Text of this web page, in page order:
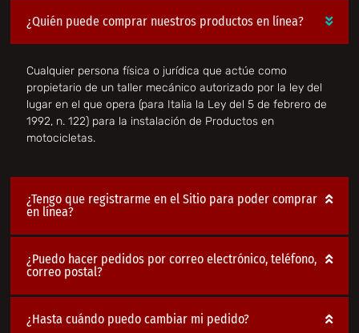
¿Quién puede comprar nuestros productos en línea?
Cualquier persona física o jurídica que actúe como
propietario de un taller mecánico autorizado por la ley del
lugar en el que opera (para Italia la Ley del 5 de febrero de
1992, n. 122) para la instalación de Productos en
motocicletas.
¿Tengo que registrarme en el Sitio para poder comprar
en línea?
¿Puedo hacer pedidos por correo electrónico, teléfono,
correo postal?
¿Hasta cuándo puedo cambiar mi pedido?